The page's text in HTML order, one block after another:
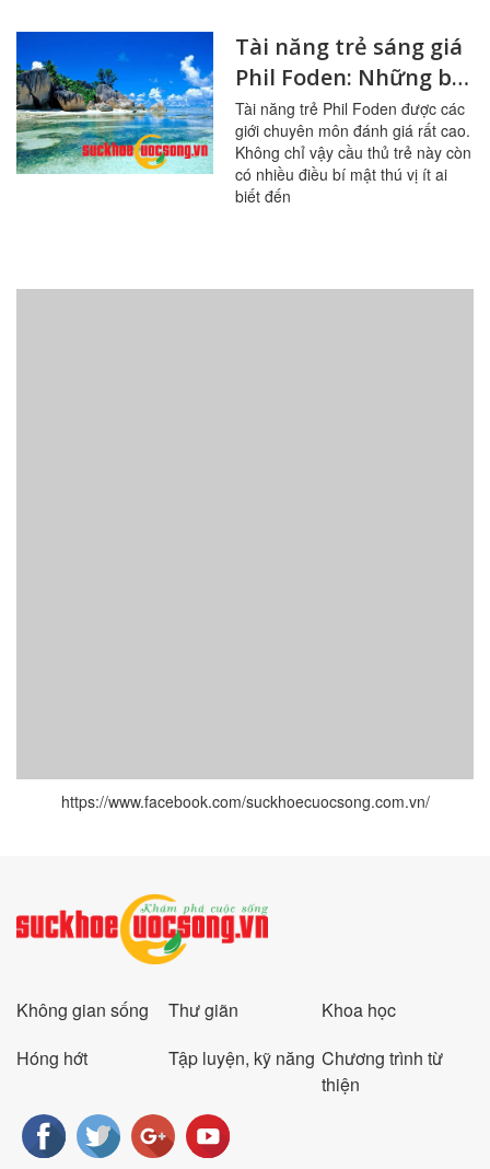
Tài năng trẻ sáng giá
Phil Foden: Những bí
mật ít ai biết
Tài năng trẻ Phil Foden được các
giới chuyên môn đánh giá rất cao.
Không chỉ vậy cầu thủ trẻ này còn
có nhiều điều bí mật thú vị ít ai
biết đến
https://www.facebook.com/suckhoecuocsong.com.vn/
Không gian sống Thư giãn
Khoa học
Hóng hớt
Tập luyện, kỹ năng Chương trình từ
thiện